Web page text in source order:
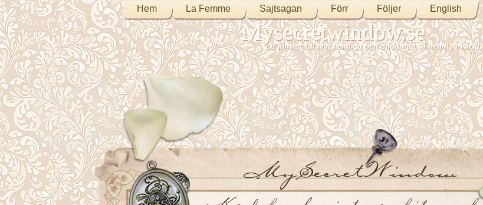
Hem La Femme Sajtsagan Förr Följer English
Mysecretwindow.se
Ett fönster till min hemliga och ändå inte så hemliga värld.